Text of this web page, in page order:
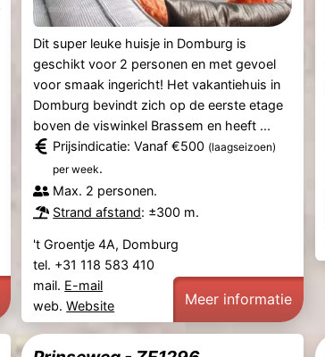
Dit super leuke huisje in Domburg is
geschikt voor 2 personen en met gevoel
voor smaak ingericht! Het vakantiehuis in
Domburg bevindt zich op de eerste etage
boven de viswinkel Brassem en heeft ...
Prijsindicatie: Vanaf €500 (laagseizoen)
per week.
Max. 2 personen.
Strand afstand: ±300 m.
't Groentje 4A, Domburg
tel. +31 118 583 410
mail. E-mail
web.Website Meer informatie